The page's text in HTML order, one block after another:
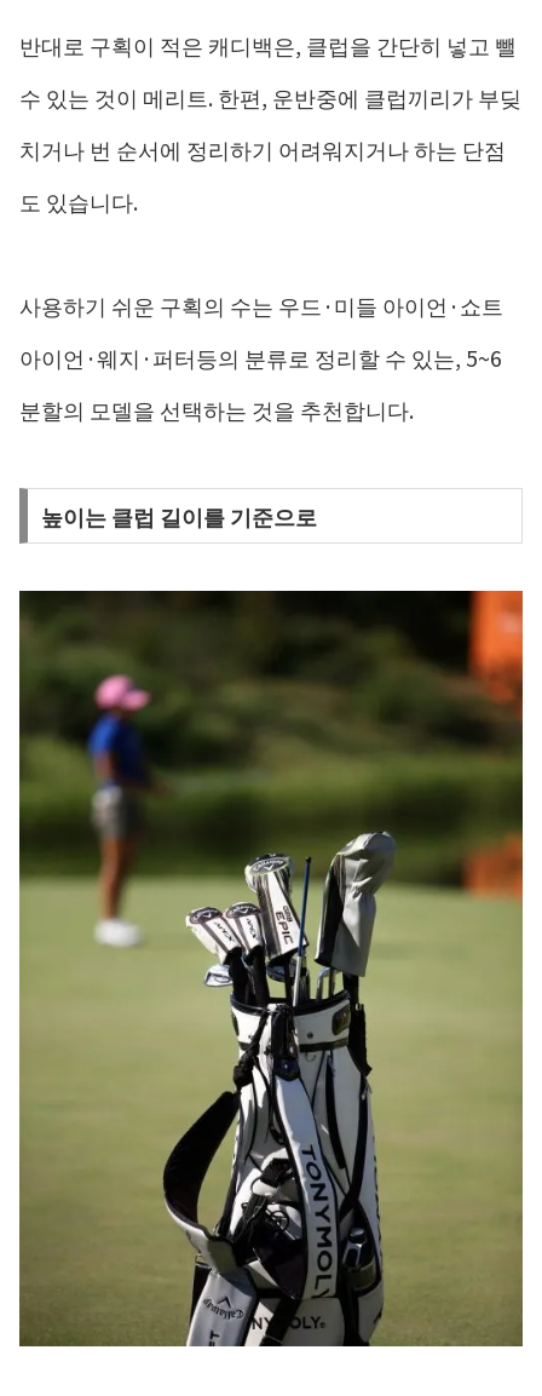
반대로 구획이 적은 캐디백은, 클럽을 간단히 넣고 뺄
수 있는 것이 메리트. 한편, 운반중에 클럽끼리가 부딪
치거나 번 순서에 정리하기 어려워지거나 하는 단점
도 있습니다.
사용하기 쉬운 구획의 수는 우드·미들 아이언·쇼트
아이언·웨지·퍼터등의 분류로 정리할 수 있는, 5~6
분할의 모델을 선택하는 것을 추천합니다.
높이는 클럽 길이를 기준으로